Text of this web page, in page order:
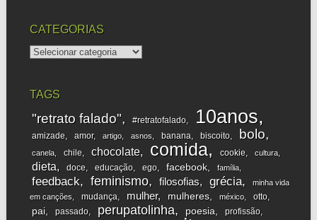
CATEGORIAS
categorias
TAGS
"retrato falado" #retratofalado 10anos
amizade amor artigo asnos banana biscoito bolo
canela chile chocolate comida cookie cultura
dieta doce educação ego facebook família
feedback feminismo filosofias grécia
minha vida
em canções
mudança mulher mulheres méxico otto
pai passado perupatolinha poesia profissão